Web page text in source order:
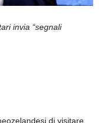
invia “segnali
di visitare